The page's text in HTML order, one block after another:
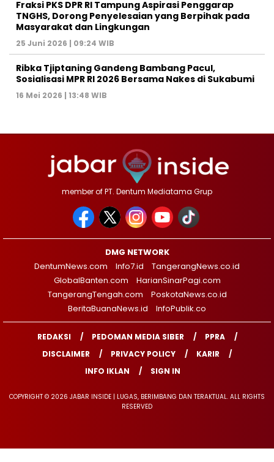
‎Fraksi PKS DPR RI Tampung Aspirasi Penggarap
TNGHS, Dorong Penyelesaian yang Berpihak pada
Masyarakat dan Lingkungan‎
25 Juni 2026 | 09:24 WIB
Ribka Tjiptaning Gandeng Bambang Pacul,
Sosialisasi MPR RI 2026 Bersama Nakes di Sukabumi
16 Mei 2026 | 13:48 WIB
member of PT. Dentum Mediatama Grup
DMG NETWORK
DentumNews.com
Info7.id
TangerangNews.co.id
GlobalBanten.com
HarianSinarPagi.com
TangerangTengah.com
PoskotaNews.co.id
BeritaBuanaNews.id
InfoPublik.co
REDAKSI PEDOMAN MEDIA SIBER
PPRA
DISCLAIMER
PRIVACY POLICY
KARIR
INFO IKLAN
SIGN IN
COPYRIGHT © 2026 JABAR INSIDE | LUGAS, BERIMBANG DAN TERAKTUAL. ALL RIGHTS
RESERVED